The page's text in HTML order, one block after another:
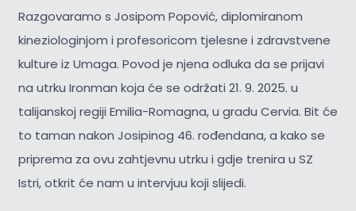
Razgovaramo s Josipom Popović, diplomiranom
kineziologinjom i profesoricom tjelesne i zdravstvene
kulture iz Umaga. Povod je njena odluka da se prijavi
na utrku Ironman koja će se održati 21. 9. 2025. u
talijanskoj regiji Emilia-Romagna, u gradu Cervia. Bit će
to taman nakon Josipinog 46. rođendana, a kako se
priprema za ovu zahtjevnu utrku i gdje trenira u SZ
Istri, otkrit će nam u intervjuu koji slijedi.